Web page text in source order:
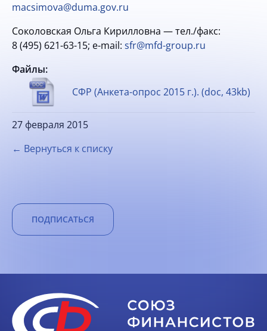
macsimova@duma.gov.ru
Соколовская Ольга Кирилловна — тел./факс:
8 (495) 621-63-15; e-mail: sfr@mfd-group.ru
Файлы:
СФР (Анкета-опрос 2015 г.). (doc, 43kb)
27 февраля 2015
← Вернуться к списку
ПОДПИСАТЬСЯ